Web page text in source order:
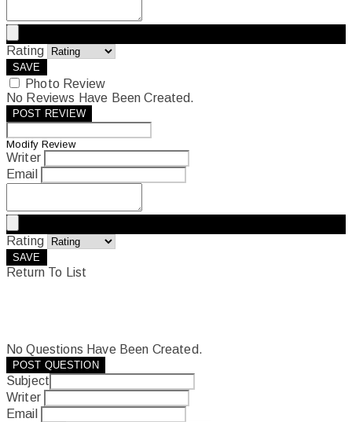
Rating
SAVE
Photo Review
No Reviews Have Been Created.
POST REVIEW
Modify Review
Writer
Email
Rating
SAVE
Return To List
No Questions Have Been Created.
POST QUESTION
Subject
Writer
Email